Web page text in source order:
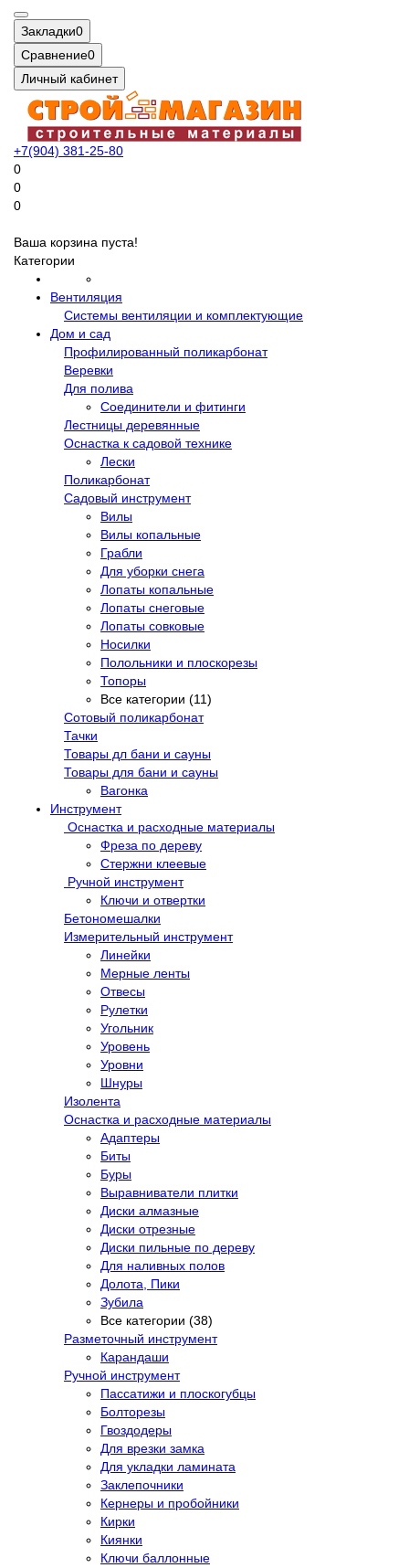
Закладки0
Сравнение0
Личный кабинет
+7(904) 381-25-80
0
0
0
Ваша корзина пуста!
Категории
Вентиляция
Системы вентиляции и комплектующие
Дом и сад
Профилированный поликарбонат
Веревки
Для полива
Соединители и фитинги
Лестницы деревянные
Оснастка к садовой технике
Лески
Поликарбонат
Садовый инструмент
Вилы
Вилы копальные
Грабли
Для уборки снега
Лопаты копальные
Лопаты снеговые
Лопаты совковые
Носилки
Полольники и плоскорезы
Топоры
Все категории (11)
Сотовый поликарбонат
Тачки
Товары дл бани и сауны
Товары для бани и сауны
Вагонка
Инструмент
Оснастка и расходные материалы
Фреза по дереву
Стержни клеевые
Ручной инструмент
Ключи и отвертки
Бетономешалки
Измерительный инструмент
Линейки
Мерные ленты
Отвесы
Рулетки
Угольник
Уровень
Уровни
Шнуры
Изолента
Оснастка и расходные материалы
Адаптеры
Биты
Буры
Выравниватели плитки
Диски алмазные
Диски отрезные
Диски пильные по дереву
Для наливных полов
Долота, Пики
Зубила
Все категории (38)
Разметочный инструмент
Карандаши
Ручной инструмент
Пассатижи и плоскогубцы
Болторезы
Гвоздодеры
Для врезки замка
Для укладки ламината
Заклепочники
Кернеры и пробойники
Кирки
Киянки
Ключи баллонные